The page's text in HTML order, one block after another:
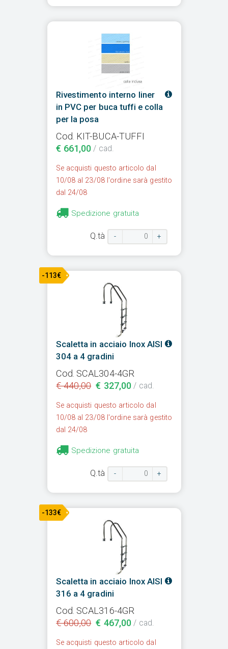
Rivestimento interno liner
in PVC per buca tuffi e colla
per la posa
Cod. KIT-BUCA-TUFFI
€ 661,00 / cad.
Se acquisti questo articolo dal
10/08 al 23/08 l'ordine sarà gestito
dal 24/08
Spedizione gratuita
Q.tà - +
-113€
Scaletta in acciaio Inox AISI
304 a 4 gradini
Cod. SCAL304-4GR
€ 440,00 € 327,00 / cad.
Se acquisti questo articolo dal
10/08 al 23/08 l'ordine sarà gestito
dal 24/08
Spedizione gratuita
Q.tà - +
-133€
Scaletta in acciaio Inox AISI
316 a 4 gradini
Cod. SCAL316-4GR
€ 600,00 € 467,00 / cad.
Se acquisti questo articolo dal